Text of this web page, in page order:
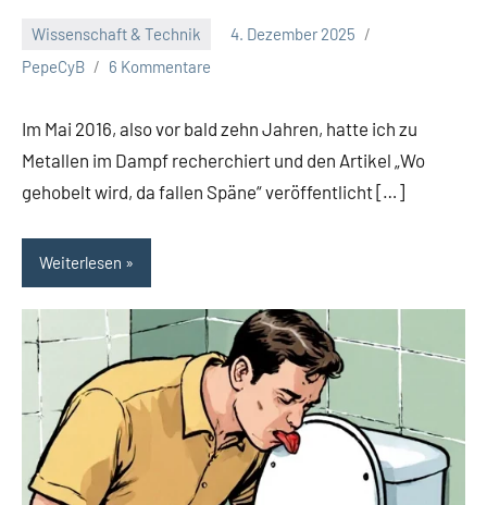
Wissenschaft & Technik
4. Dezember 2025
PepeCyB
6 Kommentare
Im Mai 2016, also vor bald zehn Jahren, hatte ich zu
Metallen im Dampf recherchiert und den Artikel „Wo
gehobelt wird, da fallen Späne“ veröffentlicht […]
Weiterlesen